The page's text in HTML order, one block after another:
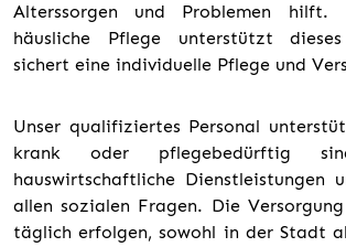
Alterssorgen und Problemen hilft.
häusliche Pflege unterstützt
sichert eine individuelle Pflege und
Unser qualifiziertes Personal
krank oder pflegebedürftig
hauswirtschaftliche Dienstleistungen
allen sozialen Fragen. Die
täglich erfolgen, sowohl in der Stadt